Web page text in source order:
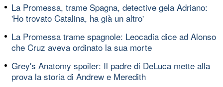
La Promessa, trame Spagna, detective gela Adriano:
'Ho trovato Catalina, ha già un altro'
La Promessa trame spagnole: Leocadia dice ad Alonso
che Cruz aveva ordinato la sua morte
Grey's Anatomy spoiler: Il padre di DeLuca mette alla
prova la storia di Andrew e Meredith